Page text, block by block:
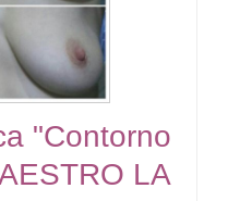
"Contorno
LA